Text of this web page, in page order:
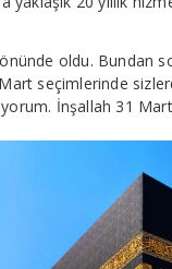
oldu. Bundan
seçimlerinde
İnşallah 31